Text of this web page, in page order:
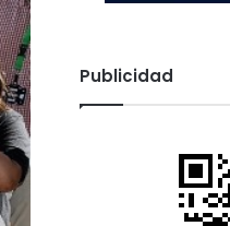
Publicidad